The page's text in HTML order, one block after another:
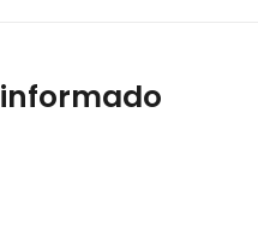
informado